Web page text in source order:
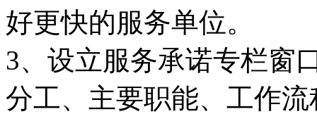
好更快的服务单位。
3、设立服务承诺专栏窗
分工、主要职能、工作